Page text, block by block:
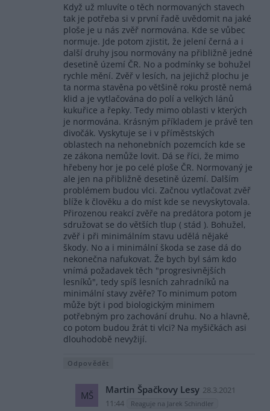
Když už mluvíte o těch normovaných stavech
tak je potřeba si v první řadě uvědomit na jaké
ploše je u nás zvěř normována. Kde se vůbec
normuje. Jde potom zjistit, že jelení černá a i
další druhy jsou normovány na přibližně jedné
desetině území ČR. No a podmínky se bohužel
rychle mění. Zvěř v lesích, na jejichž plochu je
ta norma stavěna po většině roku prostě nemá
klid a je vytlačována do polí a velkých lánů
kukuřice a řepky. Tedy mimo oblasti v kterých
je normována. Krásným příkladem je právě ten
divočák. Vyskytuje se i v příměstských
oblastech na nehonebních pozemcích kde se
ze zákona nemůže lovit. Dá se říci, že mimo
hřebeny hor je po celé ploše ČR. Normovaný je
ale jen na přibližně desetině území. Dalším
problémem budou vlci. Začnou vytlačovat zvěř
blíže k člověku a do míst kde se nevyskytovala.
Přirozenou reakcí zvěře na predátora potom je
sdružovat se do větších tlup ( stád ). Bohužel,
zvěř i při minimálním stavu udělá nějaké
škody. No a i minimální škoda se zase dá do
nekonečna nafukovat. Že bych byl sám kdo
vnímá požadavek těch "progresivnějších
lesníků", tedy spíš lesních zahradníků na
minimální stavy zvěře? To minimum potom
může být i pod biologickým minimem
potřebným pro zachování druhu. No a hlavně,
co potom budou žrát ti vlci? Na myšičkách asi
dlouhodobě nevyžijí.
Odpovědět
MŠ Martin Špačkovy Lesy 28.3.2021
11:44
Reaguje na Jarek Schindler